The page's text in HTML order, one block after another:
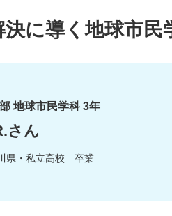
に導く地球市民
地球市民学科 3年
さん
県・私立高校 卒業